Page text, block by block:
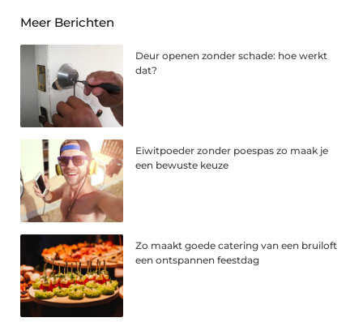
Meer Berichten
Deur openen zonder schade: hoe werkt
dat?
Eiwitpoeder zonder poespas zo maak je
een bewuste keuze
Zo maakt goede catering van een bruiloft
een ontspannen feestdag